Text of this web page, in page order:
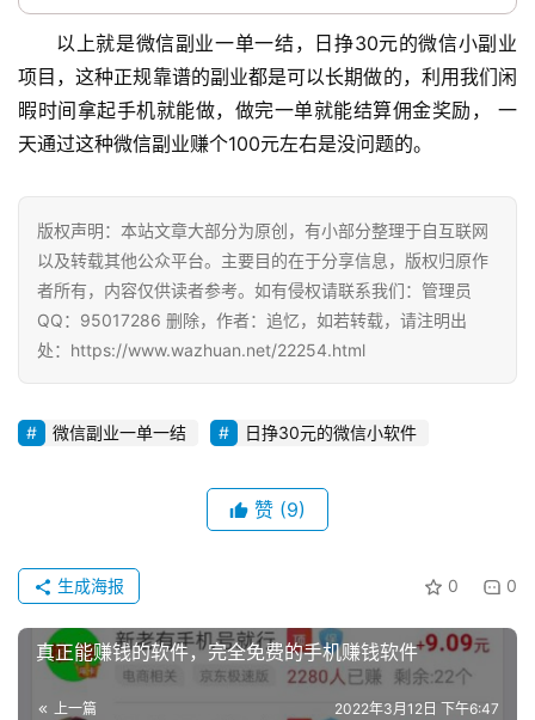
以上就是微信副业一单一结，日挣30元的微信小副业
项目，这种正规靠谱的副业都是可以长期做的，利用我们闲
暇时间拿起手机就能做，做完一单就能结算佣金奖励， 一
天通过这种微信副业赚个100元左右是没问题的。
版权声明：本站文章大部分为原创，有小部分整理于自互联网
以及转载其他公众平台。主要目的在于分享信息，版权归原作
者所有，内容仅供读者参考。如有侵权请联系我们：管理员
QQ：95017286 删除，作者：追忆，如若转载，请注明出
处：https://www.wazhuan.net/22254.html
微信副业一单一结 日挣30元的微信小软件
赞 (9)
0 0
生成海报
真正能赚钱的软件，完全免费的手机赚钱软件
上一篇 2022年3月12日 下午6:47